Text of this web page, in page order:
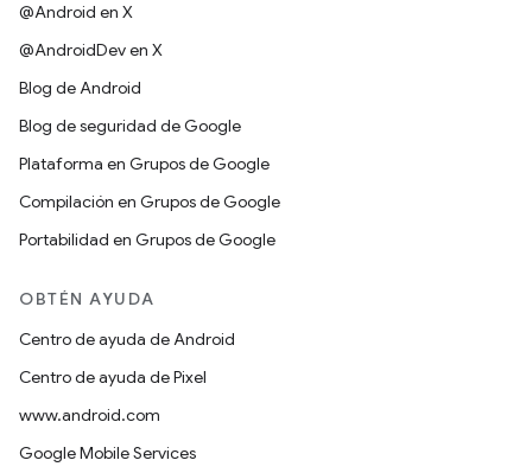
@Android en X
@AndroidDev en X
Blog de Android
Blog de seguridad de Google
Plataforma en Grupos de Google
Compilación en Grupos de Google
Portabilidad en Grupos de Google
OBTÉN AYUDA
Centro de ayuda de Android
Centro de ayuda de Pixel
www.android.com
Google Mobile Services